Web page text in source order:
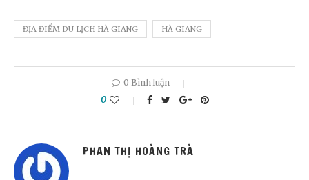
ĐỊA ĐIỂM DU LỊCH HÀ GIANG HÀ GIANG
0 Bình luận
0
PHAN THỊ HOÀNG TRÀ